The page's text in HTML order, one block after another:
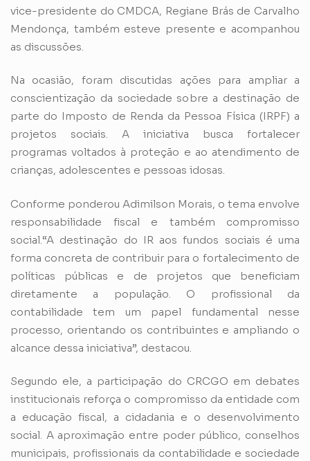
vice-presidente do CMDCA, Regiane Brás de Carvalho
Mendonça, também esteve presente e acompanhou
as discussões.
Na ocasião, foram discutidas ações para ampliar a
conscientização da sociedade sobre a destinação de
parte do Imposto de Renda da Pessoa Física (IRPF) a
projetos sociais. A iniciativa busca fortalecer
programas voltados à proteção e ao atendimento de
crianças, adolescentes e pessoas idosas.
Conforme ponderou Adimilson Morais, o tema envolve
responsabilidade fiscal e também compromisso
social.“A destinação do IR aos fundos sociais é uma
forma concreta de contribuir para o fortalecimento de
políticas públicas e de projetos que beneficiam
diretamente a população. O profissional da
contabilidade tem um papel fundamental nesse
processo, orientando os contribuintes e ampliando o
alcance dessa iniciativa”, destacou.
Segundo ele, a participação do CRCGO em debates
institucionais reforça o compromisso da entidade com
a educação fiscal, a cidadania e o desenvolvimento
social. A aproximação entre poder público, conselhos
municipais, profissionais da contabilidade e sociedade